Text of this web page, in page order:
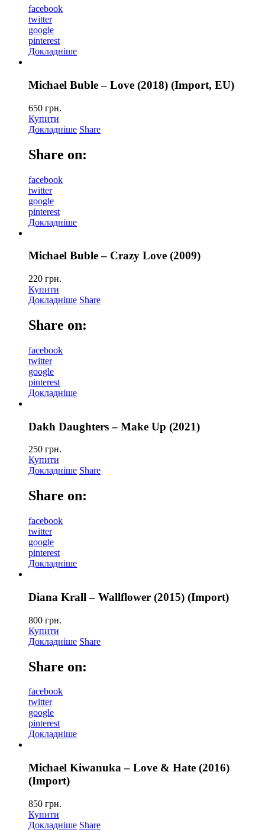
facebook
twitter
google
pinterest
Докладніше
Michael Buble – Love (2018) (Import, EU)
650 грн.
Купити
Докладніше Share
Share on:
facebook
twitter
google
pinterest
Докладніше
Michael Buble – Crazy Love (2009)
220 грн.
Купити
Докладніше Share
Share on:
facebook
twitter
google
pinterest
Докладніше
Dakh Daughters – Make Up (2021)
250 грн.
Купити
Докладніше Share
Share on:
facebook
twitter
google
pinterest
Докладніше
Diana Krall – Wallflower (2015) (Import)
800 грн.
Купити
Докладніше Share
Share on:
facebook
twitter
google
pinterest
Докладніше
Michael Kiwanuka – Love & Hate (2016)
(Import)
850 грн.
Купити
Докладніше Share